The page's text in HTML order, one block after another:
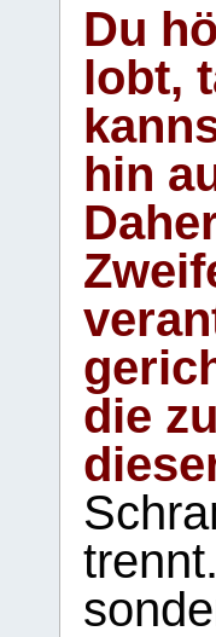
Du
lobt,
hin
die